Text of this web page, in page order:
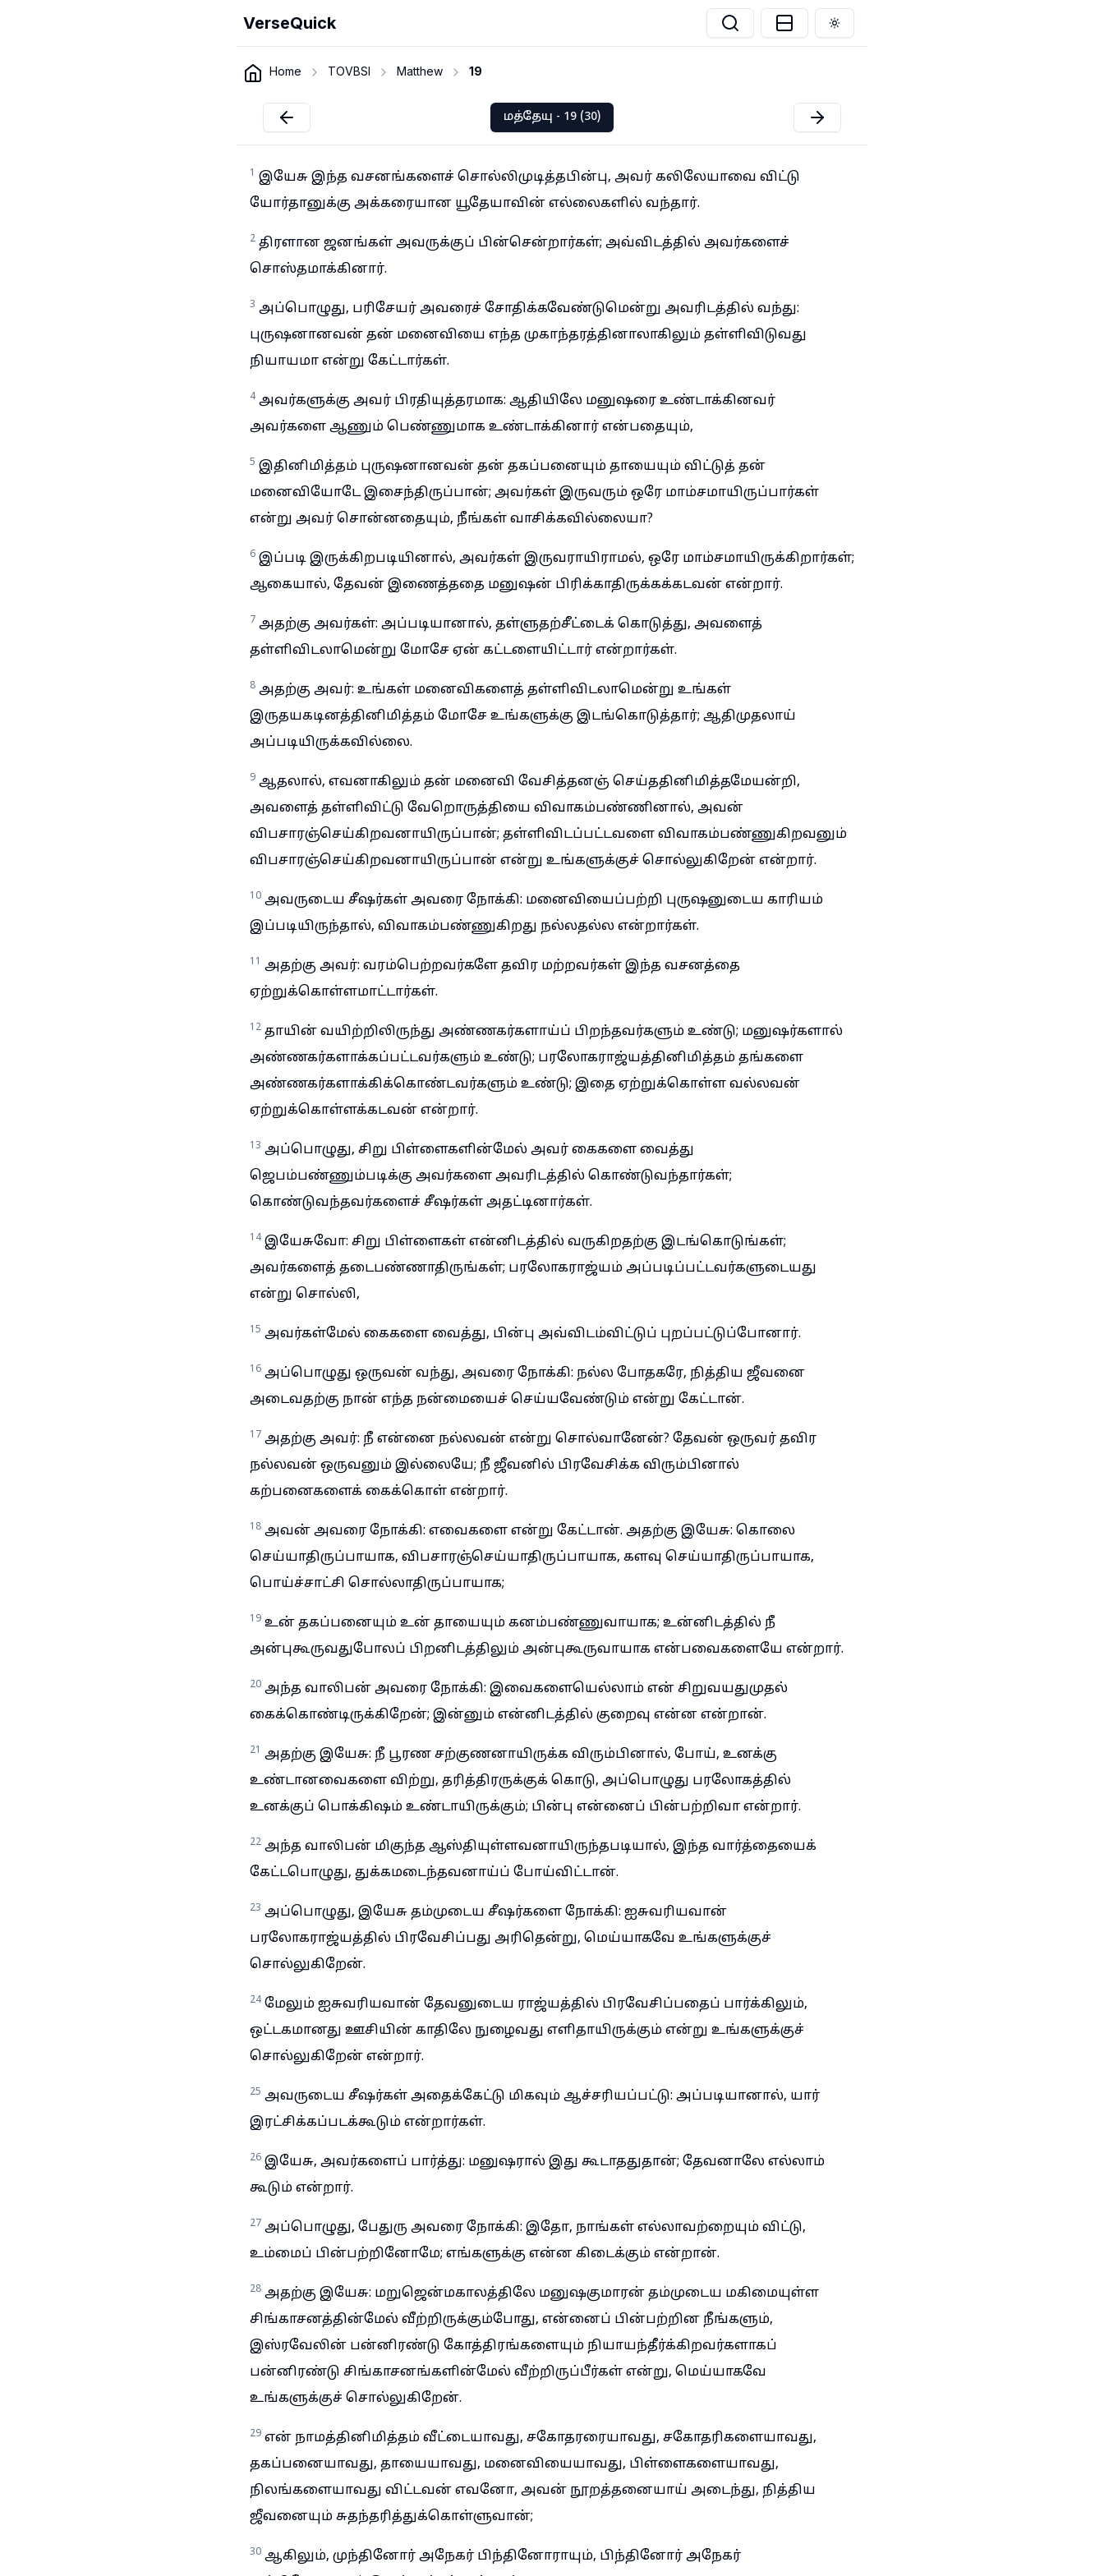
VerseQuick Toggle theme
Home TOVBSI Matthew 19
மத்தேயு - 19 (30)
1 இயேசு இந்த வசனங்களைச் சொல்லிமுடித்தபின்பு, அவர் கலிலேயாவை விட்டு
யோர்தானுக்கு அக்கரையான யூதேயாவின் எல்லைகளில் வந்தார்.
2 திரளான ஜனங்கள் அவருக்குப் பின்சென்றார்கள்; அவ்விடத்தில் அவர்களைச்
சொஸ்தமாக்கினார்.
3 அப்பொழுது, பரிசேயர் அவரைச் சோதிக்கவேண்டுமென்று அவரிடத்தில் வந்து:
புருஷனானவன் தன் மனைவியை எந்த முகாந்தரத்தினாலாகிலும் தள்ளிவிடுவது
நியாயமா என்று கேட்டார்கள்.
4 அவர்களுக்கு அவர் பிரதியுத்தரமாக: ஆதியிலே மனுஷரை உண்டாக்கினவர்
அவர்களை ஆணும் பெண்ணுமாக உண்டாக்கினார் என்பதையும்,
5 இதினிமித்தம் புருஷனானவன் தன் தகப்பனையும் தாயையும் விட்டுத் தன்
மனைவியோடே இசைந்திருப்பான்; அவர்கள் இருவரும் ஒரே மாம்சமாயிருப்பார்கள்
என்று அவர் சொன்னதையும், நீங்கள் வாசிக்கவில்லையா?
6 இப்படி இருக்கிறபடியினால், அவர்கள் இருவராயிராமல், ஒரே மாம்சமாயிருக்கிறார்கள்;
ஆகையால், தேவன் இணைத்ததை மனுஷன் பிரிக்காதிருக்கக்கடவன் என்றார்.
7 அதற்கு அவர்கள்: அப்படியானால், தள்ளுதற்சீட்டைக் கொடுத்து, அவளைத்
தள்ளிவிடலாமென்று மோசே ஏன் கட்டளையிட்டார் என்றார்கள்.
8 அதற்கு அவர்: உங்கள் மனைவிகளைத் தள்ளிவிடலாமென்று உங்கள்
இருதயகடினத்தினிமித்தம் மோசே உங்களுக்கு இடங்கொடுத்தார்; ஆதிமுதலாய்
அப்படியிருக்கவில்லை.
9 ஆதலால், எவனாகிலும் தன் மனைவி வேசித்தனஞ் செய்ததினிமித்தமேயன்றி,
அவளைத் தள்ளிவிட்டு வேறொருத்தியை விவாகம்பண்ணினால், அவன்
விபசாரஞ்செய்கிறவனாயிருப்பான்; தள்ளிவிடப்பட்டவளை விவாகம்பண்ணுகிறவனும்
விபசாரஞ்செய்கிறவனாயிருப்பான் என்று உங்களுக்குச் சொல்லுகிறேன் என்றார்.
10 அவருடைய சீஷர்கள் அவரை நோக்கி: மனைவியைப்பற்றி புருஷனுடைய காரியம்
இப்படியிருந்தால், விவாகம்பண்ணுகிறது நல்லதல்ல என்றார்கள்.
11 அதற்கு அவர்: வரம்பெற்றவர்களே தவிர மற்றவர்கள் இந்த வசனத்தை
ஏற்றுக்கொள்ளமாட்டார்கள்.
12 தாயின் வயிற்றிலிருந்து அண்ணகர்களாய்ப் பிறந்தவர்களும் உண்டு; மனுஷர்களால்
அண்ணகர்களாக்கப்பட்டவர்களும் உண்டு; பரலோகராஜ்யத்தினிமித்தம் தங்களை
அண்ணகர்களாக்கிக்கொண்டவர்களும் உண்டு; இதை ஏற்றுக்கொள்ள வல்லவன்
ஏற்றுக்கொள்ளக்கடவன் என்றார்.
13 அப்பொழுது, சிறு பிள்ளைகளின்மேல் அவர் கைகளை வைத்து
ஜெபம்பண்ணும்படிக்கு அவர்களை அவரிடத்தில் கொண்டுவந்தார்கள்;
கொண்டுவந்தவர்களைச் சீஷர்கள் அதட்டினார்கள்.
14 இயேசுவோ: சிறு பிள்ளைகள் என்னிடத்தில் வருகிறதற்கு இடங்கொடுங்கள்;
அவர்களைத் தடைபண்ணாதிருங்கள்; பரலோகராஜ்யம் அப்படிப்பட்டவர்களுடையது
என்று சொல்லி,
15 அவர்கள்மேல் கைகளை வைத்து, பின்பு அவ்விடம்விட்டுப் புறப்பட்டுப்போனார்.
16 அப்பொழுது ஒருவன் வந்து, அவரை நோக்கி: நல்ல போதகரே, நித்திய ஜீவனை
அடைவதற்கு நான் எந்த நன்மையைச் செய்யவேண்டும் என்று கேட்டான்.
17 அதற்கு அவர்: நீ என்னை நல்லவன் என்று சொல்வானேன்? தேவன் ஒருவர் தவிர
நல்லவன் ஒருவனும் இல்லையே; நீ ஜீவனில் பிரவேசிக்க விரும்பினால்
கற்பனைகளைக் கைக்கொள் என்றார்.
18 அவன் அவரை நோக்கி: எவைகளை என்று கேட்டான். அதற்கு இயேசு: கொலை
செய்யாதிருப்பாயாக, விபசாரஞ்செய்யாதிருப்பாயாக, களவு செய்யாதிருப்பாயாக,
பொய்ச்சாட்சி சொல்லாதிருப்பாயாக;
19 உன் தகப்பனையும் உன் தாயையும் கனம்பண்ணுவாயாக; உன்னிடத்தில் நீ
அன்புகூருவதுபோலப் பிறனிடத்திலும் அன்புகூருவாயாக என்பவைகளையே என்றார்.
20 அந்த வாலிபன் அவரை நோக்கி: இவைகளையெல்லாம் என் சிறுவயதுமுதல்
கைக்கொண்டிருக்கிறேன்; இன்னும் என்னிடத்தில் குறைவு என்ன என்றான்.
21 அதற்கு இயேசு: நீ பூரண சற்குணனாயிருக்க விரும்பினால், போய், உனக்கு
உண்டானவைகளை விற்று, தரித்திரருக்குக் கொடு, அப்பொழுது பரலோகத்தில்
உனக்குப் பொக்கிஷம் உண்டாயிருக்கும்; பின்பு என்னைப் பின்பற்றிவா என்றார்.
22 அந்த வாலிபன் மிகுந்த ஆஸ்தியுள்ளவனாயிருந்தபடியால், இந்த வார்த்தையைக்
கேட்டபொழுது, துக்கமடைந்தவனாய்ப் போய்விட்டான்.
23 அப்பொழுது, இயேசு தம்முடைய சீஷர்களை நோக்கி: ஐசுவரியவான்
பரலோகராஜ்யத்தில் பிரவேசிப்பது அரிதென்று, மெய்யாகவே உங்களுக்குச்
சொல்லுகிறேன்.
24 மேலும் ஐசுவரியவான் தேவனுடைய ராஜ்யத்தில் பிரவேசிப்பதைப் பார்க்கிலும்,
ஒட்டகமானது ஊசியின் காதிலே நுழைவது எளிதாயிருக்கும் என்று உங்களுக்குச்
சொல்லுகிறேன் என்றார்.
25 அவருடைய சீஷர்கள் அதைக்கேட்டு மிகவும் ஆச்சரியப்பட்டு: அப்படியானால், யார்
இரட்சிக்கப்படக்கூடும் என்றார்கள்.
26 இயேசு, அவர்களைப் பார்த்து: மனுஷரால் இது கூடாததுதான்; தேவனாலே எல்லாம்
கூடும் என்றார்.
27 அப்பொழுது, பேதுரு அவரை நோக்கி: இதோ, நாங்கள் எல்லாவற்றையும் விட்டு,
உம்மைப் பின்பற்றினோமே; எங்களுக்கு என்ன கிடைக்கும் என்றான்.
28 அதற்கு இயேசு: மறுஜென்மகாலத்திலே மனுஷகுமாரன் தம்முடைய மகிமையுள்ள
சிங்காசனத்தின்மேல் வீற்றிருக்கும்போது, என்னைப் பின்பற்றின நீங்களும்,
இஸ்ரவேலின் பன்னிரண்டு கோத்திரங்களையும் நியாயந்தீர்க்கிறவர்களாகப்
பன்னிரண்டு சிங்காசனங்களின்மேல் வீற்றிருப்பீர்கள் என்று, மெய்யாகவே
உங்களுக்குச் சொல்லுகிறேன்.
29 என் நாமத்தினிமித்தம் வீட்டையாவது, சகோதரரையாவது, சகோதரிகளையாவது,
தகப்பனையாவது, தாயையாவது, மனைவியையாவது, பிள்ளைகளையாவது,
நிலங்களையாவது விட்டவன் எவனோ, அவன் நூறத்தனையாய் அடைந்து, நித்திய
ஜீவனையும் சுதந்தரித்துக்கொள்ளுவான்;
30 ஆகிலும், முந்தினோர் அநேகர் பிந்தினோராயும், பிந்தினோர் அநேகர்